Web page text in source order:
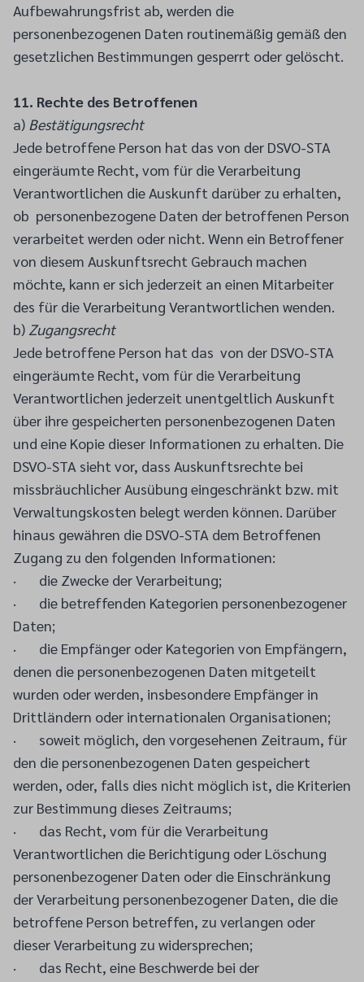
Aufbewahrungsfrist ab, werden die
personenbezogenen Daten routinemäßig gemäß den
gesetzlichen Bestimmungen gesperrt oder gelöscht.
11. Rechte des Betroffenen
a) Bestätigungsrecht
Jede betroffene Person hat das von der DSVO-STA
eingeräumte Recht, vom für die Verarbeitung
Verantwortlichen die Auskunft darüber zu erhalten,
ob personenbezogene Daten der betroffenen Person
verarbeitet werden oder nicht. Wenn ein Betroffener
von diesem Auskunftsrecht Gebrauch machen
möchte, kann er sich jederzeit an einen Mitarbeiter
des für die Verarbeitung Verantwortlichen wenden.
b) Zugangsrecht
Jede betroffene Person hat das von der DSVO-STA
eingeräumte Recht, vom für die Verarbeitung
Verantwortlichen jederzeit unentgeltlich Auskunft
über ihre gespeicherten personenbezogenen Daten
und eine Kopie dieser Informationen zu erhalten. Die
DSVO-STA sieht vor, dass Auskunftsrechte bei
missbräuchlicher Ausübung eingeschränkt bzw. mit
Verwaltungskosten belegt werden können. Darüber
hinaus gewähren die DSVO-STA dem Betroffenen
Zugang zu den folgenden Informationen:
· die Zwecke der Verarbeitung;
· die betreffenden Kategorien personenbezogener
Daten;
· die Empfänger oder Kategorien von Empfängern,
denen die personenbezogenen Daten mitgeteilt
wurden oder werden, insbesondere Empfänger in
Drittländern oder internationalen Organisationen;
· soweit möglich, den vorgesehenen Zeitraum, für
den die personenbezogenen Daten gespeichert
werden, oder, falls dies nicht möglich ist, die Kriterien
zur Bestimmung dieses Zeitraums;
· das Recht, vom für die Verarbeitung
Verantwortlichen die Berichtigung oder Löschung
personenbezogener Daten oder die Einschränkung
der Verarbeitung personenbezogener Daten, die die
betroffene Person betreffen, zu verlangen oder
dieser Verarbeitung zu widersprechen;
· das Recht, eine Beschwerde bei der